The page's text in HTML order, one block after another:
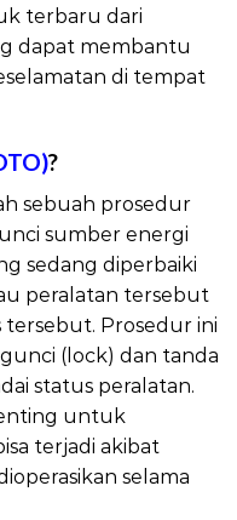
terbaru dari
dapat membantu
di tempat
?
sebuah prosedur
sumber energi
sedang diperbaiki
peralatan tersebut
tersebut. Prosedur ini
(lock) dan tanda
status peralatan.
untuk
terjadi akibat
selama